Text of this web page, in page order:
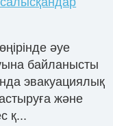
әуе
байланысты
эвакуациялық
және
қ...